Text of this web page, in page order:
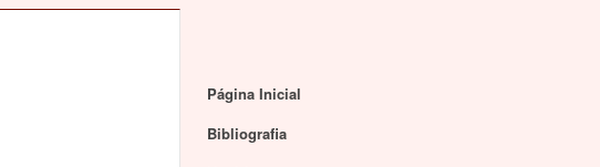
Página Inicial
Bibliografia